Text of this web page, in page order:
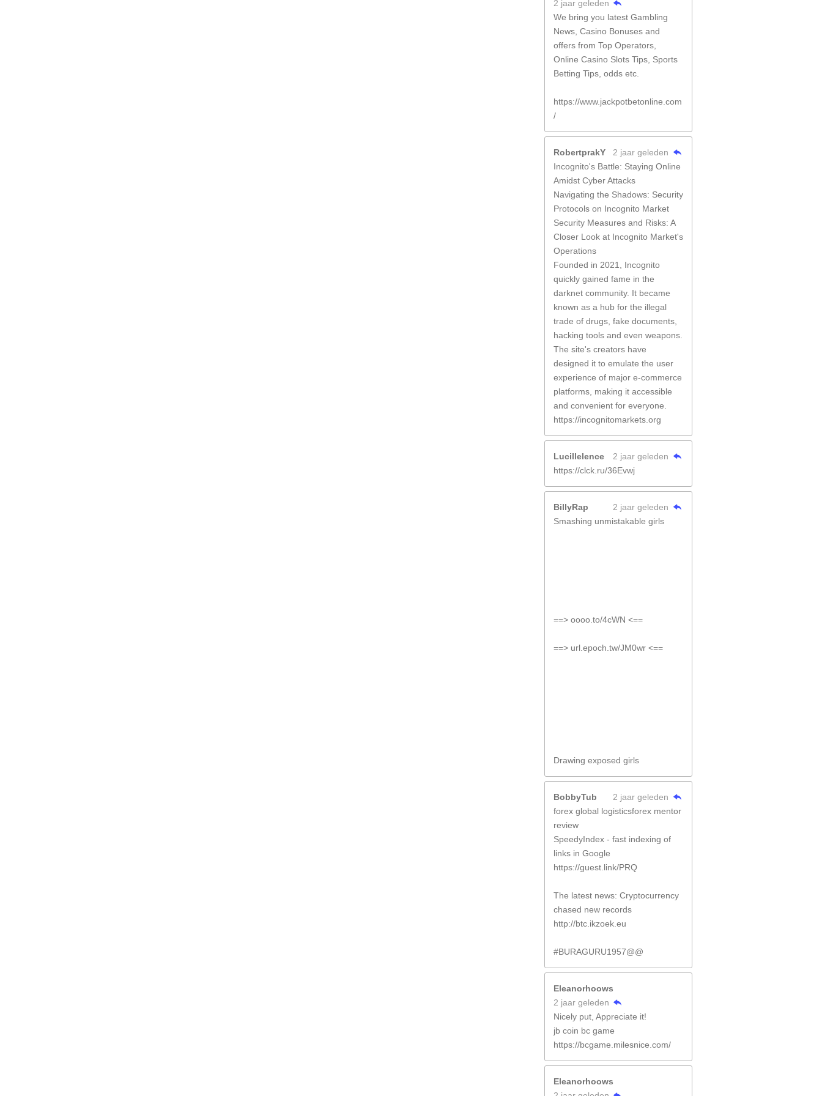
2 jaar geleden
We bring you latest Gambling
News, Casino Bonuses and
offers from Top Operators,
Online Casino Slots Tips, Sports
Betting Tips, odds etc.
https://www.jackpotbetonline.com
/
RobertprakY
2 jaar geleden
Incognito's Battle: Staying Online
Amidst Cyber Attacks
Navigating the Shadows: Security
Protocols on Incognito Market
Security Measures and Risks: A
Closer Look at Incognito Market's
Operations
Founded in 2021, Incognito
quickly gained fame in the
darknet community. It became
known as a hub for the illegal
trade of drugs, fake documents,
hacking tools and even weapons.
The site's creators have
designed it to emulate the user
experience of major e-commerce
platforms, making it accessible
and convenient for everyone.
https://incognitomarkets.org
Lucillelence
2 jaar geleden
https://clck.ru/36Evwj
BillyRap
2 jaar geleden
Smashing unmistakable girls
==> oooo.to/4cWN <==
==> url.epoch.tw/JM0wr <==
Drawing exposed girls
BobbyTub
2 jaar geleden
forex global logisticsforex mentor
review
SpeedyIndex - fast indexing of
links in Google
https://guest.link/PRQ
The latest news: Cryptocurrency
chased new records
http://btc.ikzoek.eu
#BURAGURU1957@@
Eleanorhoows
2 jaar geleden
Nicely put, Appreciate it!
jb coin bc game
https://bcgame.milesnice.com/
Eleanorhoows